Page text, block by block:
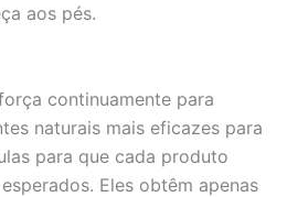
aos pés.
continuamente para
naturais mais eficazes para
para que cada produto
Eles obtêm apenas